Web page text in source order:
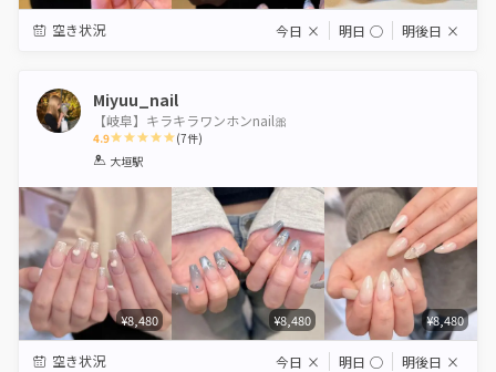
空き状況 今日 × 明日 ◯ 明後日 ×
Miyuu_nail
【岐阜】キラキラワンホンnail🎀
4.9
1 2 3
(7件)
大垣駅
¥8,480 ¥8,480 ¥8,480
空き状況 今日 × 明日 ◯ 明後日 ×